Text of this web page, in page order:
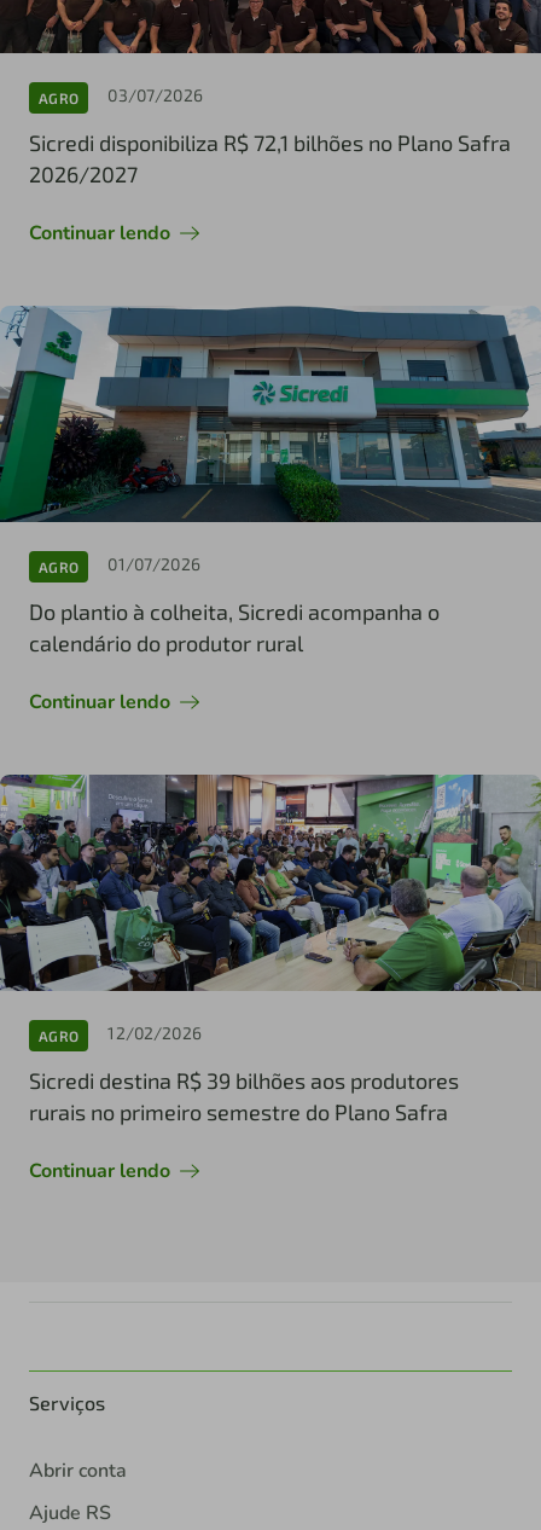
AGRO 03/07/2026
Sicredi disponibiliza R$ 72,1 bilhões no Plano Safra
2026/2027
Continuar lendo
AGRO 01/07/2026
Do plantio à colheita, Sicredi acompanha o
calendário do produtor rural
Continuar lendo
AGRO 12/02/2026
Sicredi destina R$ 39 bilhões aos produtores
rurais no primeiro semestre do Plano Safra
Continuar lendo
Serviços
Abrir conta
Ajude RS